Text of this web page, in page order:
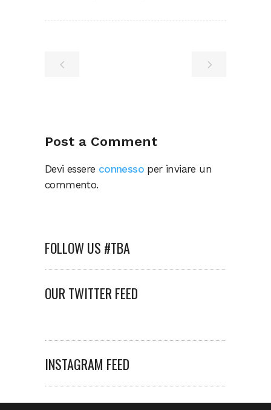
Post a Comment
Devi essere connesso per inviare un
commento.
FOLLOW US #TBA
OUR TWITTER FEED
INSTAGRAM FEED